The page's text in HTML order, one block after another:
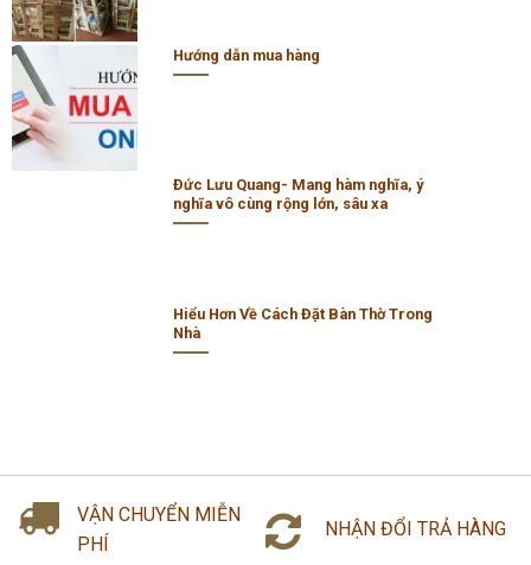
Hướng dẫn mua hàng
Đức Lưu Quang- Mang hàm nghĩa, ý
nghĩa vô cùng rộng lớn, sâu xa
Hiểu Hơn Về Cách Đặt Bàn Thờ Trong
Nhà
VẬN CHUYỂN MIỄN
PHÍ
NHẬN ĐỔI TRẢ HÀNG